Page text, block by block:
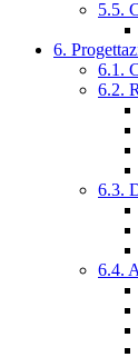
5.5.
6.
6.1.
6.2.
6.3.
6.4.